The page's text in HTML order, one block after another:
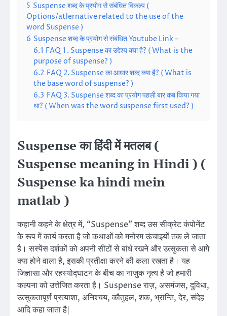
5 Suspense शब्द के प्रयोग से संबंधित विकल्प (
Options/atlernative related to the use of the
word Suspense )
6 Suspense शब्द के प्रयोग से संबंधित Youtube Link –
6.1 FAQ 1 . Suspense का उद्देश्य क्या है? ( What is the
purpose of suspense? )
6.2 FAQ 2. Suspense का आधार शब्द क्या है? ( What is
the base word of suspense? )
6.3 FAQ 3. Suspense शब्द का प्रयोग पहली बार कब किया गया
था? ( When was the word suspense first used? )
Suspense का हिंदी में मतलब (
Suspense meaning in Hindi ) (
Suspense ka hindi mein
matlab )
कहानी कहने के क्षेत्र में, “Suspense” शब्द उस सीक्रेट कंपोनेंट
के रूप में कार्य करता है जो कथाओं को मनोरम ऊंचाइयों तक ले जाता
है। सस्पेंस दर्शकों को अपनी सीटों से बांधे रखने और उत्सुकता से आगे
क्या होने वाला है, इसकी प्रतीक्षा करने की कला रखता है। यह
जिज्ञासा और रहस्योद्घाटन के बीच का नाजुक नृत्य है जो हमारी
कल्पना को उत्तेजित करता है। Suspense राज़, असमंजस, दुविधा,
उत्सुकतापूर्ण प्रत्याशा, अनिश्चय, कौतुहल, शक, भ्रान्ति, देर, संदेह
आदि कहा जाता है|